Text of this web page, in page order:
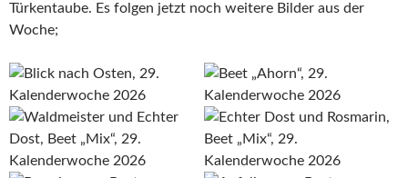
Türkentaube. Es folgen jetzt noch weitere Bilder aus der
Woche;